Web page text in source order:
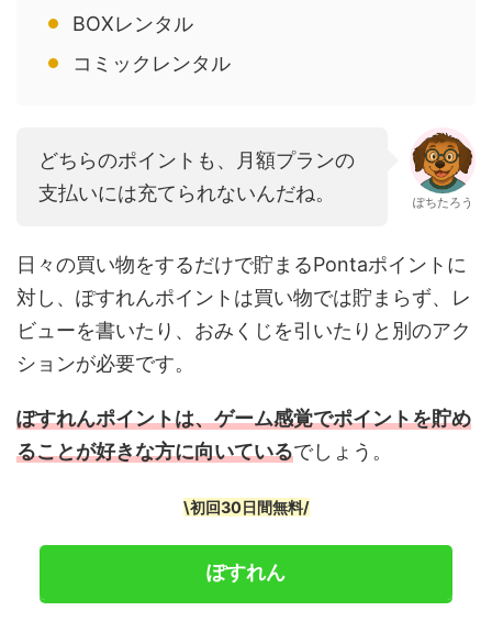
BOXレンタル
コミックレンタル
どちらのポイントも、月額プランの
支払いには充てられないんだね。
ぽちたろう
日々の買い物をするだけで貯まるPontaポイントに
対し、ぽすれんポイントは買い物では貯まらず、レ
ビューを書いたり、おみくじを引いたりと別のアク
ションが必要です。
ぽすれんポイントは、ゲーム感覚でポイントを貯め
ることが好きな方に向いているでしょう。
\初回30日間無料/
ぽすれん